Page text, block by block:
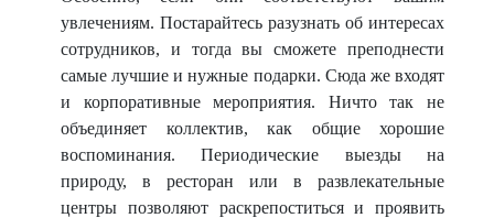
увлечениям. Постарайтесь разузнать об интересах
сотрудников, и тогда вы сможете преподнести
самые лучшие и нужные подарки. Сюда же входят
и корпоративные мероприятия. Ничто так не
объединяет коллектив, как общие хорошие
воспоминания. Периодические выезды на
природу, в ресторан или в развлекательные
центры позволяют раскрепоститься и проявить